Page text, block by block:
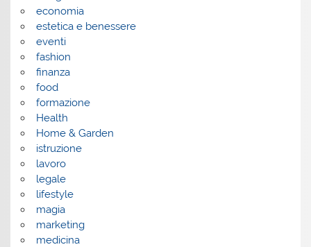
economia
estetica e benessere
eventi
fashion
finanza
food
formazione
Health
Home & Garden
istruzione
lavoro
legale
lifestyle
magia
marketing
medicina